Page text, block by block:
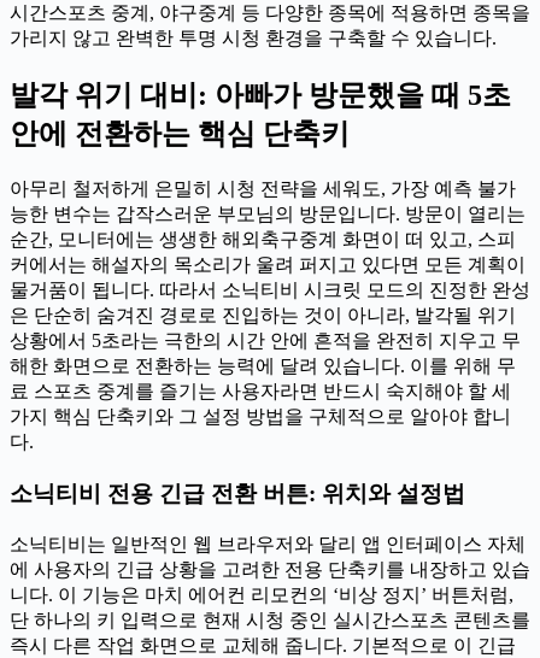
시간스포츠 중계, 야구중계 등 다양한 종목에 적용하면 종목을
가리지 않고 완벽한 투명 시청 환경을 구축할 수 있습니다.
발각 위기 대비: 아빠가 방문했을 때 5초
안에 전환하는 핵심 단축키
아무리 철저하게 은밀히 시청 전략을 세워도, 가장 예측 불가
능한 변수는 갑작스러운 부모님의 방문입니다. 방문이 열리는
순간, 모니터에는 생생한 해외축구중계 화면이 떠 있고, 스피
커에서는 해설자의 목소리가 울려 퍼지고 있다면 모든 계획이
물거품이 됩니다. 따라서 소닉티비 시크릿 모드의 진정한 완성
은 단순히 숨겨진 경로로 진입하는 것이 아니라, 발각될 위기
상황에서 5초라는 극한의 시간 안에 흔적을 완전히 지우고 무
해한 화면으로 전환하는 능력에 달려 있습니다. 이를 위해 무
료 스포츠 중계를 즐기는 사용자라면 반드시 숙지해야 할 세
가지 핵심 단축키와 그 설정 방법을 구체적으로 알아야 합니
다.
소닉티비 전용 긴급 전환 버튼: 위치와 설정법
소닉티비는 일반적인 웹 브라우저와 달리 앱 인터페이스 자체
에 사용자의 긴급 상황을 고려한 전용 단축키를 내장하고 있습
니다. 이 기능은 마치 에어컨 리모컨의 ‘비상 정지’ 버튼처럼,
단 하나의 키 입력으로 현재 시청 중인 실시간스포츠 콘텐츠를
즉시 다른 작업 화면으로 교체해 줍니다. 기본적으로 이 긴급